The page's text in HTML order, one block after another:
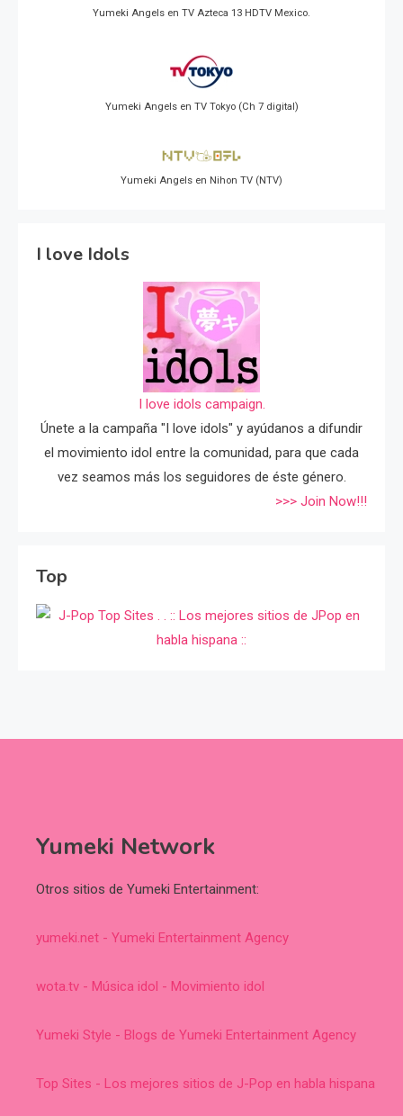
Yumeki Angels en TV Azteca 13 HDTV Mexico.
Yumeki Angels en TV Tokyo (Ch 7 digital)
Yumeki Angels en Nihon TV (NTV)
I love Idols
I love idols campaign.
Únete a la campaña "I love idols" y ayúdanos a difundir
el movimiento idol entre la comunidad, para que cada
vez seamos más los seguidores de éste género.
>>> Join Now!!!
Top
Yumeki Network
Otros sitios de Yumeki Entertainment:
yumeki.net - Yumeki Entertainment Agency
wota.tv - Música idol - Movimiento idol
Yumeki Style - Blogs de Yumeki Entertainment Agency
Top Sites - Los mejores sitios de J-Pop en habla hispana